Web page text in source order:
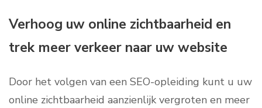
Verhoog uw online zichtbaarheid en
trek meer verkeer naar uw website
Door het volgen van een SEO-opleiding kunt u uw
online zichtbaarheid aanzienlijk vergroten en meer